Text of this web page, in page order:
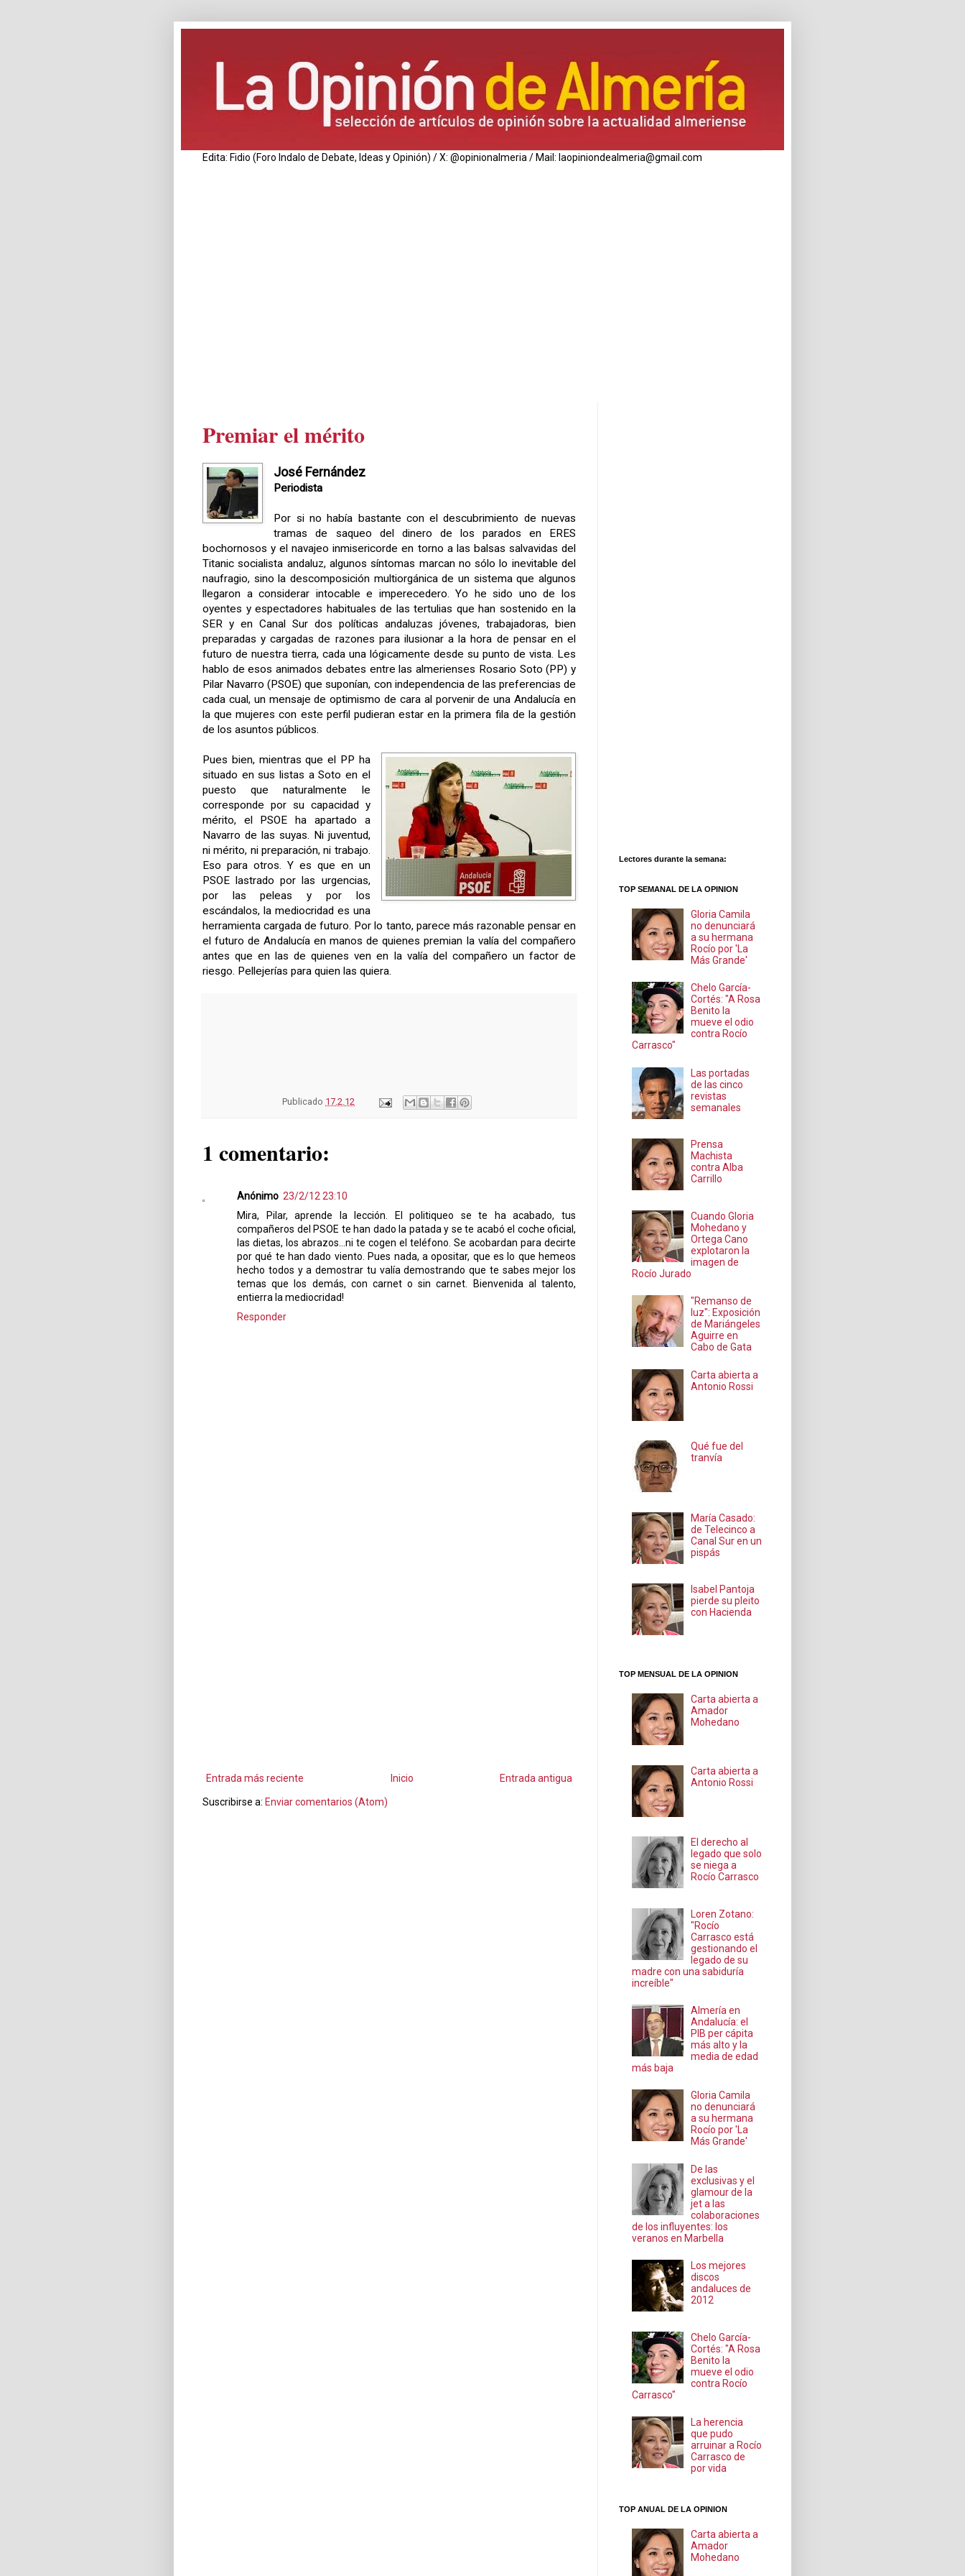
Edita: Fidio (Foro Indalo de Debate, Ideas y Opinión) / X: @opinionalmeria / Mail: laopiniondealmeria@gmail.com
Premiar el mérito
José Fernández
Periodista
Por si no había bastante con el descubrimiento de nuevas
tramas de saqueo del dinero de los parados en ERES
bochornosos y el navajeo inmisericorde en torno a las balsas salvavidas del
Titanic socialista andaluz, algunos síntomas marcan no sólo lo inevitable del
naufragio, sino la descomposición multiorgánica de un sistema que algunos
llegaron a considerar intocable e imperecedero. Yo he sido uno de los
oyentes y espectadores habituales de las tertulias que han sostenido en la
SER y en Canal Sur dos políticas andaluzas jóvenes, trabajadoras, bien
preparadas y cargadas de razones para ilusionar a la hora de pensar en el
futuro de nuestra tierra, cada una lógicamente desde su punto de vista. Les
hablo de esos animados debates entre las almerienses Rosario Soto (PP) y
Pilar Navarro (PSOE) que suponían, con independencia de las preferencias de
cada cual, un mensaje de optimismo de cara al porvenir de una Andalucía en
la que mujeres con este perfil pudieran estar en la primera fila de la gestión
de los asuntos públicos.
Pues bien, mientras que el PP ha
situado en sus listas a Soto en el
puesto que naturalmente le
corresponde por su capacidad y
mérito, el PSOE ha apartado a
Navarro de las suyas. Ni juventud,
ni mérito, ni preparación, ni trabajo.
Eso para otros. Y es que en un
PSOE lastrado por las urgencias,
por las peleas y por los
escándalos, la mediocridad es una
herramienta cargada de futuro. Por lo tanto, parece más razonable pensar en
el futuro de Andalucía en manos de quienes premian la valía del compañero
antes que en las de quienes ven en la valía del compañero un factor de
riesgo. Pellejerías para quien las quiera.
Publicado 17.2.12
1 comentario:
Anónimo 23/2/12 23:10
Mira, Pilar, aprende la lección. El politiqueo se te ha acabado, tus
compañeros del PSOE te han dado la patada y se te acabó el coche oficial,
las dietas, los abrazos...ni te cogen el teléfono. Se acobardan para decirte
por qué te han dado viento. Pues nada, a opositar, que es lo que hemeos
hecho todos y a demostrar tu valía demostrando que te sabes mejor los
temas que los demás, con carnet o sin carnet. Bienvenida al talento,
entierra la mediocridad!
Responder
Entrada más reciente Entrada antigua
Inicio
Suscribirse a: Enviar comentarios (Atom)
Lectores durante la semana:
TOP SEMANAL DE LA OPINION
Gloria Camila
no denunciará
a su hermana
Rocío por 'La
Más Grande'
Chelo García-
Cortés: "A Rosa
Benito la
mueve el odio
contra Rocío
Carrasco"
Las portadas
de las cinco
revistas
semanales
Prensa
Machista
contra Alba
Carrillo
Cuando Gloria
Mohedano y
Ortega Cano
explotaron la
imagen de
Rocío Jurado
"Remanso de
luz": Exposición
de Mariángeles
Aguirre en
Cabo de Gata
Carta abierta a
Antonio Rossi
Qué fue del
tranvía
María Casado:
de Telecinco a
Canal Sur en un
pispás
Isabel Pantoja
pierde su pleito
con Hacienda
TOP MENSUAL DE LA OPINION
Carta abierta a
Amador
Mohedano
Carta abierta a
Antonio Rossi
El derecho al
legado que solo
se niega a
Rocío Carrasco
Loren Zotano:
"Rocío
Carrasco está
gestionando el
legado de su
madre con una sabiduría
increíble"
Almería en
Andalucía: el
PIB per cápita
más alto y la
media de edad
más baja
Gloria Camila
no denunciará
a su hermana
Rocío por 'La
Más Grande'
De las
exclusivas y el
glamour de la
jet a las
colaboraciones
de los influyentes: los
veranos en Marbella
Los mejores
discos
andaluces de
2012
Chelo García-
Cortés: "A Rosa
Benito la
mueve el odio
contra Rocío
Carrasco"
La herencia
que pudo
arruinar a Rocío
Carrasco de
por vida
TOP ANUAL DE LA OPINION
Carta abierta a
Amador
Mohedano